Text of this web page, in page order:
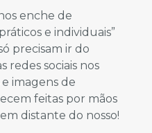
enche de
e individuais”
precisam ir do
redes sociais nos
imagens de
feitas por mãos
distante do nosso!